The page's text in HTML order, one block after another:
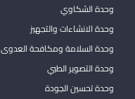
وحدة الشكاوي
وحدة الانشاءات والتجهيز
وحدة السلامة ومكافحة العدوى
وحدة التصوير الطبي
وحدة تحسين الجودة